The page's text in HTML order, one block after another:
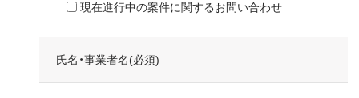
現在進行中の案件に関するお問い合わせ
氏名・事業者名(必須)